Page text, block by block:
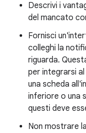
Descrivi i
del mancato
Fornisci
colleghi la
riguarda.
per integrarsi
una scheda
inferiore o una
questi deve
Non mostrare